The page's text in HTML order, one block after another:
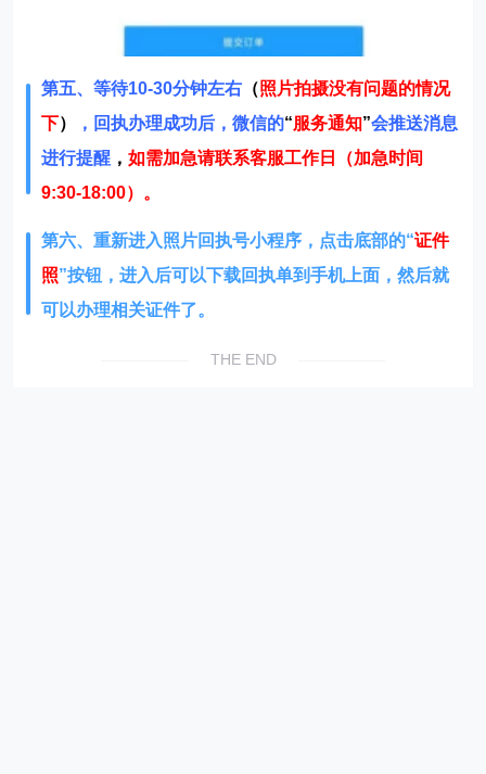
第五、等待10-30分钟左右 （照片拍摄没有问题的情况
下） ，回执办理成功后，微信的“服务通知”会推送消息
进行提醒 ，如需加急请联系客服工作日（加急时间
9:30-18:00）。
第六、重新进入照片回执号小程序，点击底部的“证件
照”按钮，进入后可以下载回执单到手机上面，然后就
可以办理相关证件了。
THE END